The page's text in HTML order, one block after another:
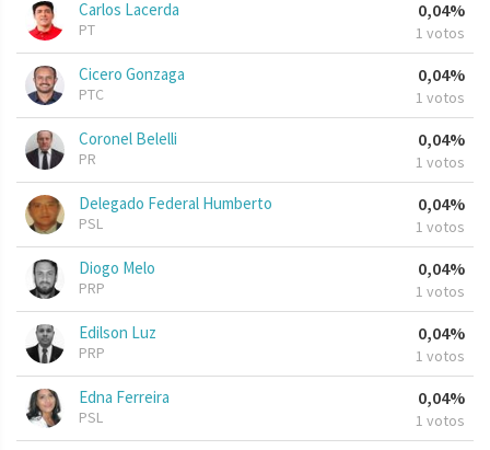
Carlos Lacerda
PT
0,04%
1 votos
Cicero Gonzaga
PTC
0,04%
1 votos
Coronel Belelli
PR
0,04%
1 votos
Delegado Federal Humberto
PSL
0,04%
1 votos
Diogo Melo
PRP
0,04%
1 votos
Edilson Luz
PRP
0,04%
1 votos
Edna Ferreira
PSL
0,04%
1 votos